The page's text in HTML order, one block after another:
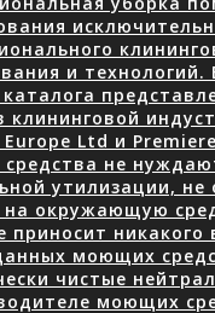
и технологий.
клининговой
Europe Ltd и
не
утилизации, не
на окружающую
приносит
моющих
чистые
моющих